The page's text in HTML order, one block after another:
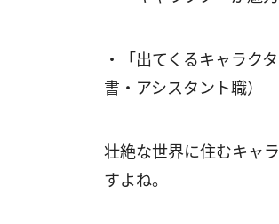
・「出てくるキャラク
書・アシスタント職）
壮絶な世界に住むキャ
すよね。